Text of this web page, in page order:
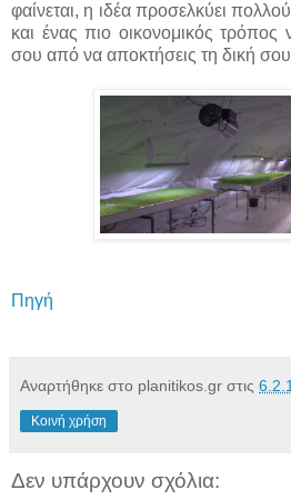
φαίνεται, η ιδέα προσελκύει
και ένας πιο οικονομικός τρόπος
σου από να αποκτήσεις τη δική
Πηγή
Αναρτήθηκε στο planitikos.gr στις
Κοινή χρήση
Δεν υπάρχουν σχόλια: